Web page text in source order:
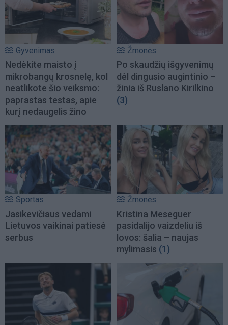
Gyvenimas
Nedėkite maisto į
mikrobangų krosnelę, kol
neatlikote šio veiksmo:
paprastas testas, apie
kurį nedaugelis žino
Žmonės
Po skaudžių išgyvenimų
dėl dingusio augintinio –
žinia iš Ruslano Kirilkino
(3)
Sportas
Jasikevičiaus vedami
Lietuvos vaikinai patiesė
serbus
Žmonės
Kristina Meseguer
pasidalijo vaizdeliu iš
lovos: šalia – naujas
mylimasis (1)